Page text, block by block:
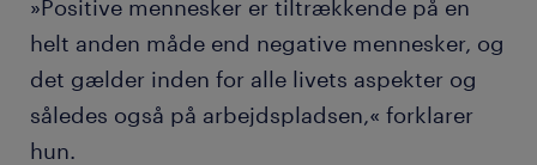
»Positive mennesker er tiltrækkende på en
helt anden måde end negative mennesker, og
det gælder inden for alle livets aspekter og
således også på arbejdspladsen,« forklarer
hun.